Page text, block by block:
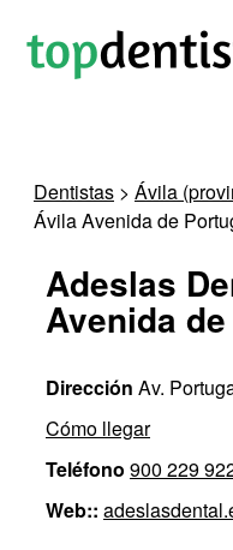
PARA CLÍNICAS
CONTACTAR
Dentistas > Ávila
Ávila Avenida de
Adeslas
Avenida
Dirección Av.
Cómo llegar
Teléfono 900 229
Web::